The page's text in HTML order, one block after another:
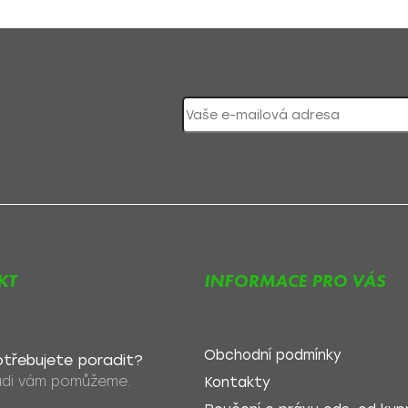
poradit?
vám pomůžeme.
INFORMACE PRO VÁS
Obchodní podmínky
Kontakty